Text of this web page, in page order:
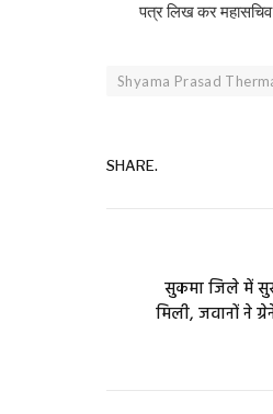
पत्र लिख कर
Shyama Prasad
SHARE.
सुकमा जिले में
मिली, जवानों ने